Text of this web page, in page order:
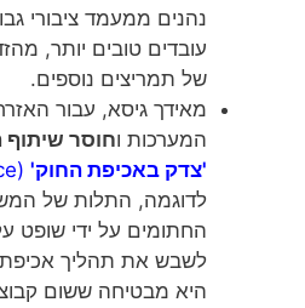
נהנים ממעמד ציבורי
עובדים טובים יותר,
של תמריצים נוספים.
מאידך גיסא, עבור
המערכות וחוסר שיתוף
'צדק באכיפת החוק' (criminal justice)
לדוגמה, התלות של
החתומים על ידי שופט
לשבש את תהליך
היא מבטיחה ששום